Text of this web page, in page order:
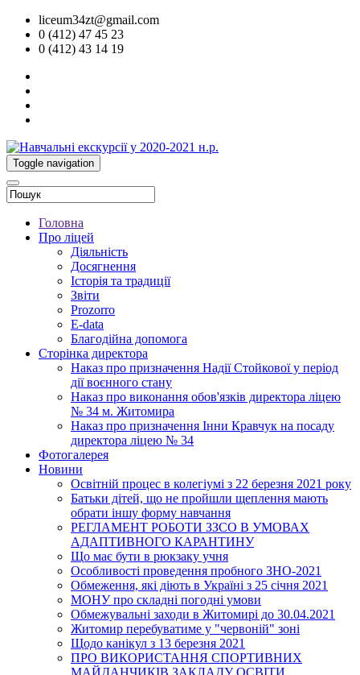
liceum34zt@gmail.com
0 (412) 47 45 23
0 (412) 43 14 19
Toggle navigation
Головна
Про ліцей
Діяльність
Досягнення
Історія та традиції
Звіти
Prozorro
E-data
Благодійна допомога
Сторінка директора
Наказ про призначення Надії Стойкової у період
дії воєнного стану
Наказ про виконання обов'язків директора ліцею
№ 34 м. Житомира
Наказ про призначення Інни Кравчук на посаду
директора ліцею № 34
Фотогалерея
Новини
Освітній процес в колегіумі з 22 березня 2021 року
Батьки дітей, що не пройшли щеплення мають
обрати іншу форму навчання
РЕГЛАМЕНТ РОБОТИ ЗЗСО В УМОВАХ
АДАПТИВНОГО КАРАНТИНУ
Що має бути в рюкзаку учня
Особливості проведення пробного ЗНО-2021
Обмеження, які діють в Україні з 25 січня 2021
МОНУ про складні погодні умови
Обмежувальні заходи в Житомирі до 30.04.2021
Житомир перебуватиме у "червоній" зоні
Щодо канікул з 13 березня 2021
ПРО ВИКОРИСТАННЯ СПОРТИВНИХ
МАЙДАНЧИКІВ ЗАКЛАДУ ОСВІТИ